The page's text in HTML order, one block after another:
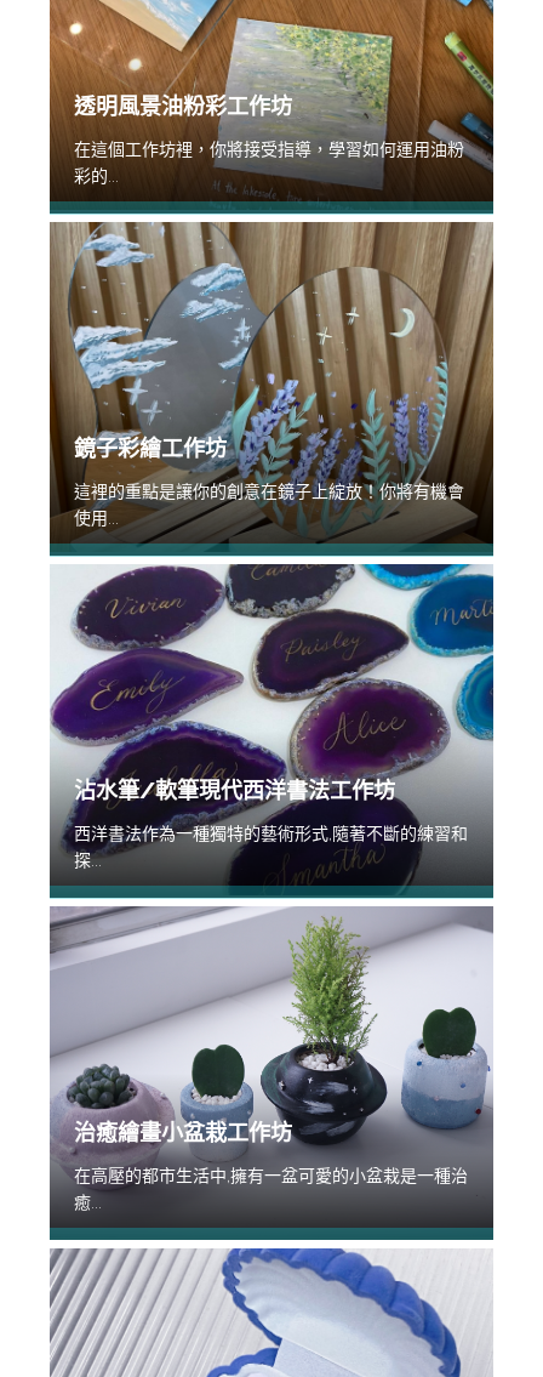
透明風景油粉彩工作坊
在這個工作坊裡，你將接受指導，學習如何運用油粉
彩的...
鏡子彩繪工作坊
這裡的重點是讓你的創意在鏡子上綻放！你將有機會
使用...
沾水筆/軟筆現代西洋書法工作坊
西洋書法作為一種獨特的藝術形式,隨著不斷的練習和
探...
治癒繪畫小盆栽工作坊
在高壓的都市生活中,擁有一盆可愛的小盆栽是一種治
癒...